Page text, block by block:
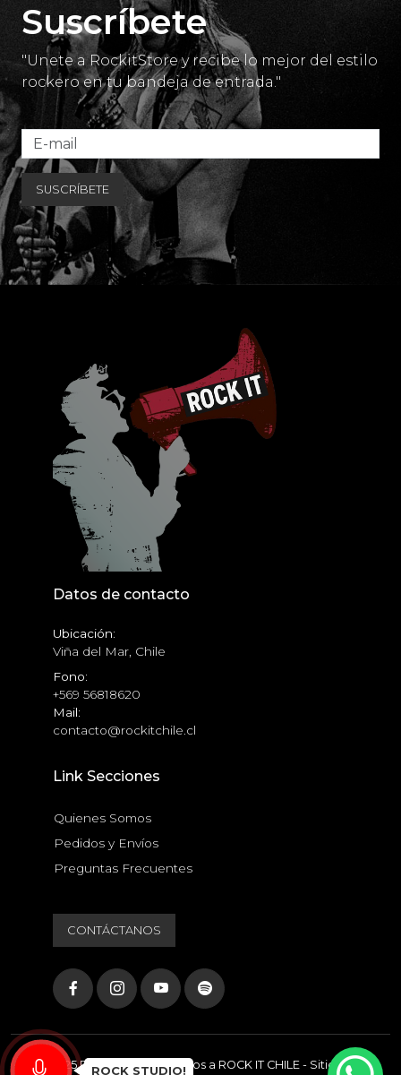
Suscríbete
"Unete a RockitStore y recibe lo mejor del estilo
rockero en tu bandeja de entrada."
Datos de contacto
Ubicación:
Viña del Mar, Chile
Fono:
+569 56818620
Mail:
contacto@rockitchile.cl
Link Secciones
Quienes Somos
Pedidos y Envíos
Preguntas Frecuentes
CONTÁCTANOS
© 2025 Derechos reservados a ROCK IT CHILE - Sitio web
ROCK STUDIO!